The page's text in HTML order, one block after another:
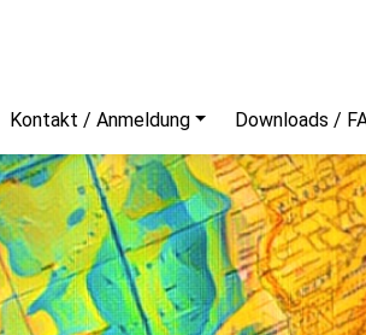
Kontakt / Anmeldung Downloads /